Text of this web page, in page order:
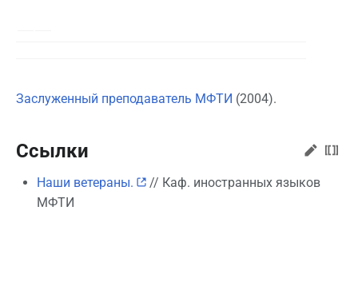
Заслуженный преподаватель МФТИ (2004).
Ссылки
Наши ветераны.
// Каф. иностранных языков
МФТИ